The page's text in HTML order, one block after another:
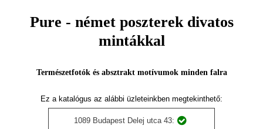
Pure - német poszterek divatos
mintákkal
Természetfotók és absztrakt motívumok minden falra
Ez a katalógus az alábbi üzleteinkben megtekinthető:
1089 Budapest Delej utca 43: